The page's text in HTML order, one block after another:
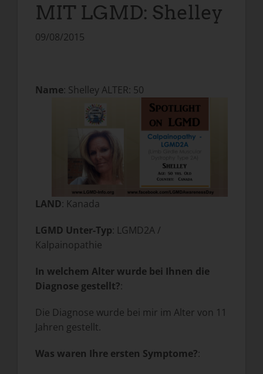
MIT LGMD: Shelley
09/08/2015
Name: Shelley ALTER: 50
LAND: Kanada
LGMD Unter-Typ: LGMD2A /
Kalpainopathie
In welchem Alter wurde bei Ihnen die
Diagnose gestellt?:
Die Diagnose wurde bei mir im Alter von 11
Jahren gestellt.
Was waren Ihre ersten Symptome?: